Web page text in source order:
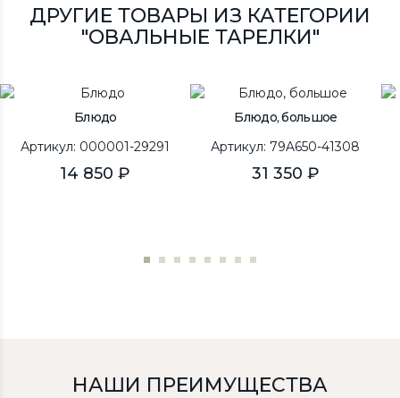
ДРУГИЕ ТОВАРЫ ИЗ КАТЕГОРИИ
"ОВАЛЬНЫЕ ТАРЕЛКИ"
Блюдо
Артикул: 000001-29291
14 850 ₽
Блюдо, большое
Артикул: 79A650-41308
31 350 ₽
НАШИ ПРЕИМУЩЕСТВА